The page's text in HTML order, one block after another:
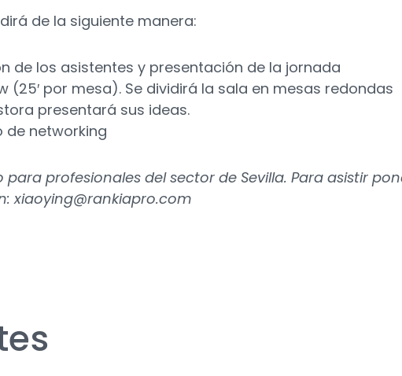
de la siguiente manera:
de los asistentes y presentación de la jornada
(25′ por mesa). Se dividirá la sala en mesas redondas
presentará sus ideas.
de networking
para profesionales del sector de Sevilla. Para asistir
xiaoying@rankiapro.com